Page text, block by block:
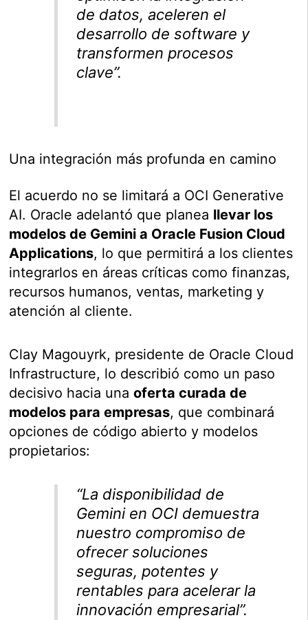
de datos, aceleren el
desarrollo de software y
transformen procesos
clave”.
Una integración más profunda en camino
El acuerdo no se limitará a OCI Generative
AI. Oracle adelantó que planea llevar los
modelos de Gemini a Oracle Fusion Cloud
Applications, lo que permitirá a los clientes
integrarlos en áreas críticas como finanzas,
recursos humanos, ventas, marketing y
atención al cliente.
Clay Magouyrk, presidente de Oracle Cloud
Infrastructure, lo describió como un paso
decisivo hacia unaoferta curada de
modelos para empresas, que combinará
opciones de código abierto y modelos
propietarios:
“La disponibilidad de
Gemini en OCI demuestra
nuestro compromiso de
ofrecer soluciones
seguras, potentes y
rentables para acelerar la
innovación empresarial”.